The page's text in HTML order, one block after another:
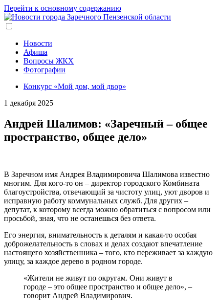
Перейти к основному содержанию
Новости
Афиша
Вопросы ЖКХ
Фотографии
Конкурс «Мой дом, мой двор»
1 декабря 2025
Андрей Шалимов: «Заречный – общее
пространство, общее дело»
В Заречном имя Андрея Владимировича Шалимова известно
многим. Для кого-то он – директор городского Комбината
благоустройства, отвечающий за чистоту улиц, уют дворов и
исправную работу коммунальных служб. Для других –
депутат, к которому всегда можно обратиться с вопросом или
просьбой, зная, что не останешься без ответа.
Его энергия, внимательность к деталям и какая-то особая
доброжелательность в словах и делах создают впечатление
настоящего хозяйственника – того, кто переживает за каждую
улицу, за каждое дерево в родном городе.
«Жители не живут по округам. Они живут в
городе – это общее пространство и общее дело», –
говорит Андрей Владимирович.